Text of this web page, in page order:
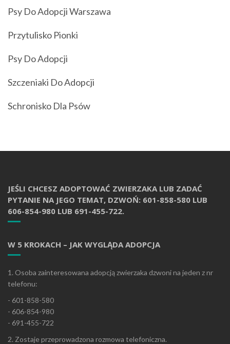
Psy Do Adopcji Warszawa
Przytulisko Pionki
Psy Do Adopcji
Szczeniaki Do Adopcji
Schronisko Dla Psów
JEŚLI CHCESZ ADOPTOWAĆ ZWIERZAKA LUB ZADAĆ
PYTANIE NA JEGO TEMAT, DZWOŃ: 601-858-580 LUB
606-854-980 LUB 691-455-722.
W 5 KROKACH – JAK WYGLĄDA ADOPCJA
1. Osoba zainteresowana adopcją zwierzaka dzwoni na jeden z nr
telefonu:
- 601-858-580
- 606-854-980
- 691-455-722
2. Zostaje przeprowadzona rozmowa telefoniczna.